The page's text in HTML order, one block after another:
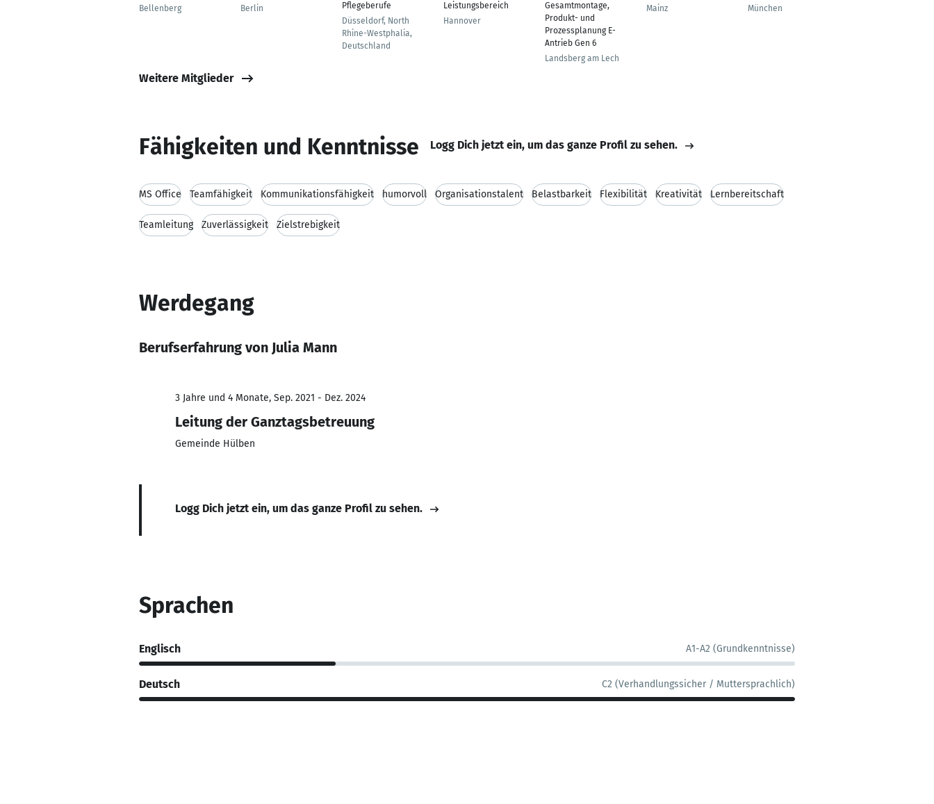
Bellenberg
Berlin
Pflegeberufe
Düsseldorf, North
Rhine-Westphalia,
Deutschland
Leistungsbereich
Hannover
Gesamtmontage,
Produkt- und
Prozessplanung E-
Antrieb Gen 6
Landsberg am Lech
Mainz
München
Weitere Mitglieder
Fähigkeiten und Kenntnisse Logg Dich jetzt ein, um das ganze Profil zu sehen.
MS Office Teamfähigkeit Kommunikationsfähigkeit humorvoll Organisationstalent Belastbarkeit Flexibilität Kreativität Lernbereitschaft
Teamleitung Zuverlässigkeit Zielstrebigkeit
Werdegang
Berufserfahrung von Julia Mann
3 Jahre und 4 Monate, Sep. 2021 - Dez. 2024
Leitung der Ganztagsbetreuung
Gemeinde Hülben
Logg Dich jetzt ein, um das ganze Profil zu sehen.
Sprachen
Englisch A1-A2 (Grundkenntnisse)
Deutsch C2 (Verhandlungssicher / Muttersprachlich)